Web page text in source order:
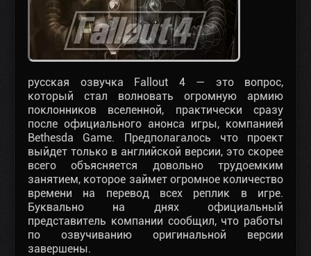
русская озвучка Fallout 4 — это вопрос,
который стал волновать огромную армию
поклонников вселенной, практически сразу
после официального анонса игры, компанией
Bethesda Game. Предполагалось что проект
выйдет только в английской версии, это скорее
всего объясняется довольно трудоемким
занятием, которое займет огромное количество
времени на перевод всех реплик в игре.
Буквально на днях официальный
представитель компании сообщил, что работы
по озвучиванию оригинальной версии
завершены.